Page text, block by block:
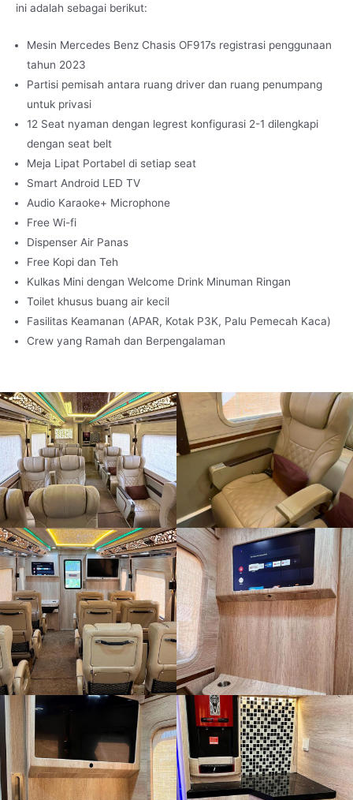
ini adalah sebagai berikut:
Mesin Mercedes Benz Chasis OF917s registrasi penggunaan
tahun 2023
Partisi pemisah antara ruang driver dan ruang penumpang
untuk privasi
12 Seat nyaman dengan legrest konfigurasi 2-1 dilengkapi
dengan seat belt
Meja Lipat Portabel di setiap seat
Smart Android LED TV
Audio Karaoke+ Microphone
Free Wi-fi
Dispenser Air Panas
Free Kopi dan Teh
Kulkas Mini dengan Welcome Drink Minuman Ringan
Toilet khusus buang air kecil
Fasilitas Keamanan (APAR, Kotak P3K, Palu Pemecah Kaca)
Crew yang Ramah dan Berpengalaman